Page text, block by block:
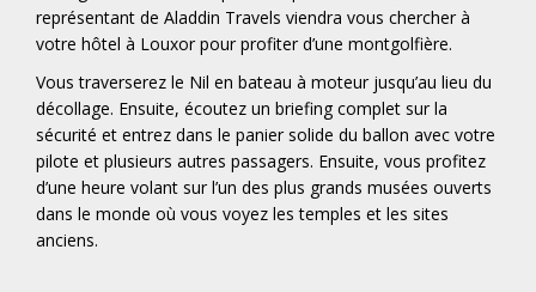
représentant de Aladdin Travels viendra vous chercher à
votre hôtel à Louxor pour profiter d’une montgolfière.
Vous traverserez le Nil en bateau à moteur jusqu’au lieu du
décollage. Ensuite, écoutez un briefing complet sur la
sécurité et entrez dans le panier solide du ballon avec votre
pilote et plusieurs autres passagers. Ensuite, vous profitez
d’une heure volant sur l’un des plus grands musées ouverts
dans le monde où vous voyez les temples et les sites
anciens.